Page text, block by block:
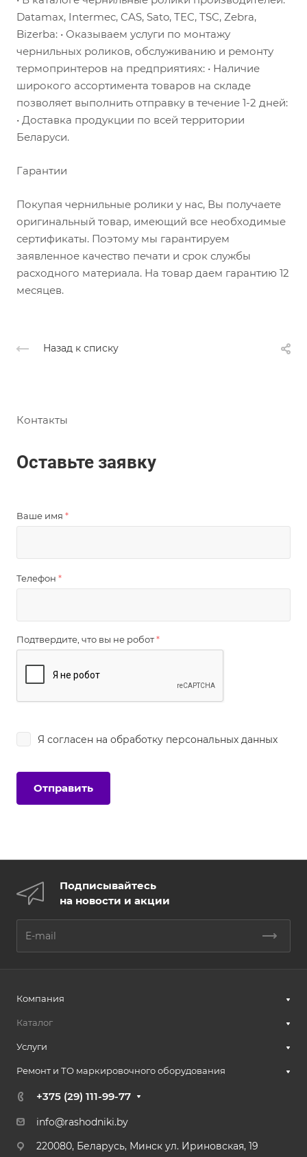
Datamax, Intermec, CAS, Sato, TEC, TSC, Zebra,
Bizerba: • Оказываем услуги по монтажу
чернильных роликов, обслуживанию и ремонту
термопринтеров на предприятиях: • Наличие
широкого ассортимента товаров на складе
позволяет выполнить отправку в течение 1-2 дней:
• Доставка продукции по всей территории
Беларуси.
Гарантии
Покупая чернильные ролики у нас, Вы получаете
оригинальный товар, имеющий все необходимые
сертификаты. Поэтому мы гарантируем
заявленное качество печати и срок службы
расходного материала. На товар даем гарантию 12
месяцев.
Назад к списку
Контакты
Оставьте заявку
Ваше имя *
Телефон *
Подтвердите, что вы не робот*
Я согласен на обработку персональных данных
Подписывайтесь
на новости и акции
Компания
Каталог
Услуги
Ремонт и ТО маркировочного оборудования
+375 (29) 111-99-77
info@rashodniki.by
220080, Беларусь, Минск ул. Ириновская, 19